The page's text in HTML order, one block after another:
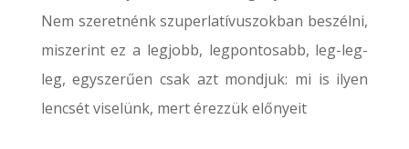
Nem szeretnénk szuperlatívuszokban beszélni,
miszerint ez a legjobb, legpontosabb, leg-leg-
leg, egyszerűen csak azt mondjuk: mi is ilyen
lencsét viselünk, mert érezzük előnyeit